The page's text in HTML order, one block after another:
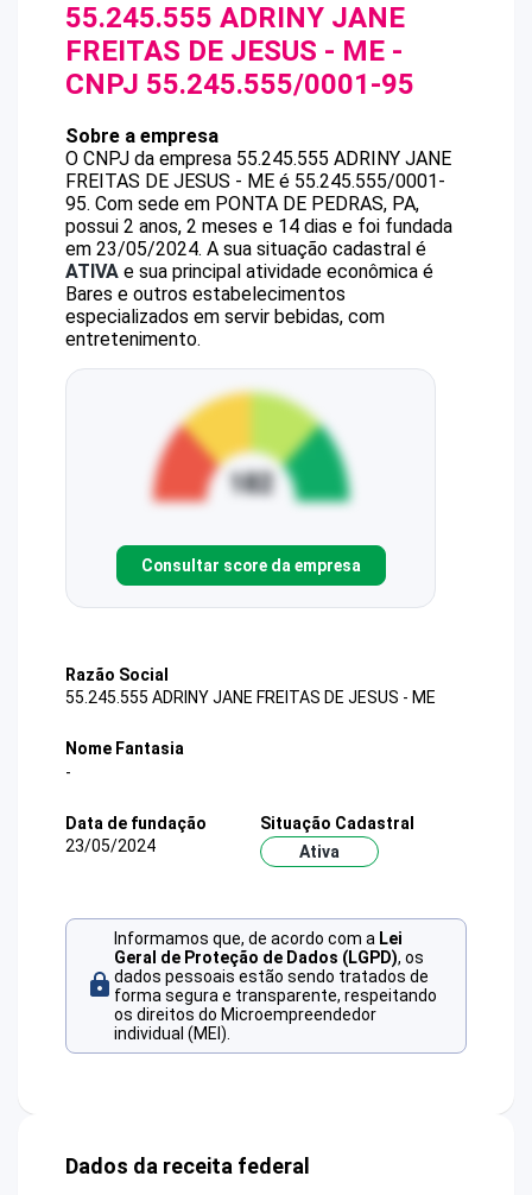
55.245.555 ADRINY JANE
FREITAS DE JESUS - ME -
CNPJ 55.245.555/0001-95
Sobre a empresa
O CNPJ da empresa 55.245.555 ADRINY JANE
FREITAS DE JESUS - ME é 55.245.555/0001-
95. Com sede em PONTA DE PEDRAS, PA,
possui 2 anos, 2 meses e 14 dias e foi fundada
em 23/05/2024. A sua situação cadastral é
ATIVA e sua principal atividade econômica é
Bares e outros estabelecimentos
especializados em servir bebidas, com
entretenimento.
Consultar score da empresa
Razão Social
55.245.555 ADRINY JANE FREITAS DE JESUS - ME
Nome Fantasia
-
Data de fundação
23/05/2024
Situação Cadastral
Ativa
Informamos que, de acordo com a Lei
Geral de Proteção de Dados (LGPD), os
dados pessoais estão sendo tratados de
forma segura e transparente, respeitando
os direitos do Microempreendedor
individual (MEI).
Dados da receita federal